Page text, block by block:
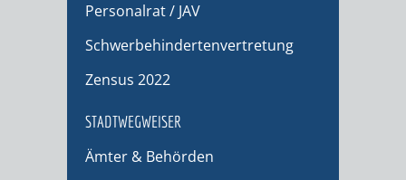
Personalrat / JAV
Schwerbehindertenvertretung
Zensus 2022
STADTWEGWEISER
Ämter & Behörden